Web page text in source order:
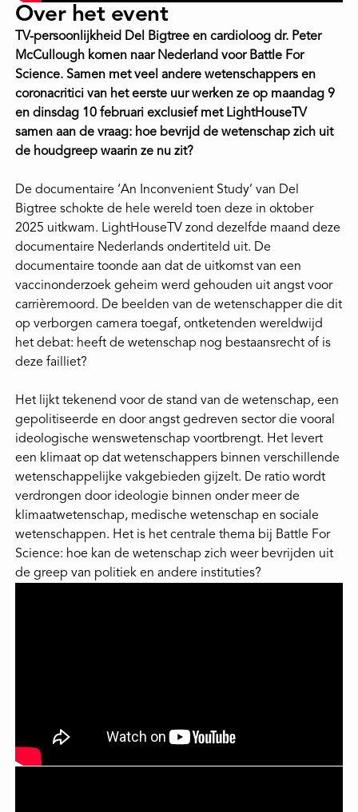
Over het event
TV-persoonlijkheid Del Bigtree en cardioloog dr. Peter
McCullough komen naar Nederland voor Battle For
Science. Samen met veel andere wetenschappers en
coronacritici van het eerste uur werken ze op maandag 9
en dinsdag 10 februari exclusief met LightHouseTV
samen aan de vraag: hoe bevrijd de wetenschap zich uit
de houdgreep waarin ze nu zit?
De documentaire ‘An Inconvenient Study’ van Del
Bigtree schokte de hele wereld toen deze in oktober
2025 uitkwam. LightHouseTV zond dezelfde maand deze
documentaire Nederlands ondertiteld uit. De
documentaire toonde aan dat de uitkomst van een
vaccinonderzoek geheim werd gehouden uit angst voor
carrièremoord. De beelden van de wetenschapper die dit
op verborgen camera toegaf, ontketenden wereldwijd
het debat: heeft de wetenschap nog bestaansrecht of is
deze failliet?
Het lijkt tekenend voor de stand van de wetenschap, een
gepolitiseerde en door angst gedreven sector die vooral
ideologische wenswetenschap voortbrengt. Het levert
een klimaat op dat wetenschappers binnen verschillende
wetenschappelijke vakgebieden gijzelt. De ratio wordt
verdrongen door ideologie binnen onder meer de
klimaatwetenschap, medische wetenschap en sociale
wetenschappen. Het is het centrale thema bij Battle For
Science: hoe kan de wetenschap zich weer bevrijden uit
de greep van politiek en andere instituties?